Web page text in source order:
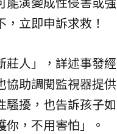
立即申訴求救！
莊人」，詳述事發經
協助調閱監視器提供
騷擾，也告訴孩子如
，不用害怕」。